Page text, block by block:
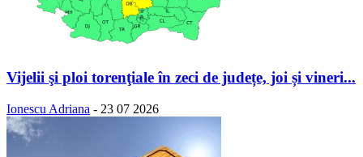
Vijelii şi ploi torenţiale în zeci de județe, joi și vineri...
Ionescu Adriana - 23 07 2026